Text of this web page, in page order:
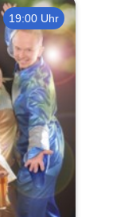
19:00 Uhr